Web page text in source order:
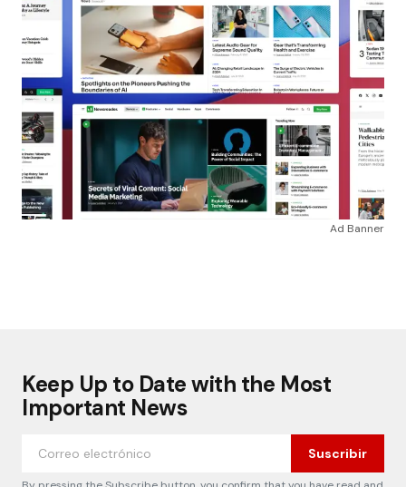
Ad Banner
Keep Up to Date with the Most
Important News
Suscribir